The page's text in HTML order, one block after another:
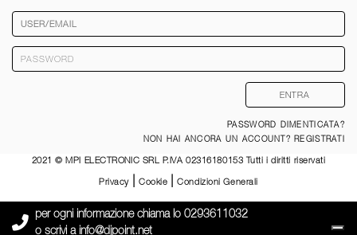
per ogni informazione chiama lo 0293611032
o scrivi a info@djpoint.net
PASSWORD DIMENTICATA?
NON HAI ANCORA UN ACCOUNT? REGISTRATI
2021 © MPI ELECTRONIC SRL P.IVA 02316180153 Tutti i diritti riservati
Privacy |Cookie |Condizioni Generali